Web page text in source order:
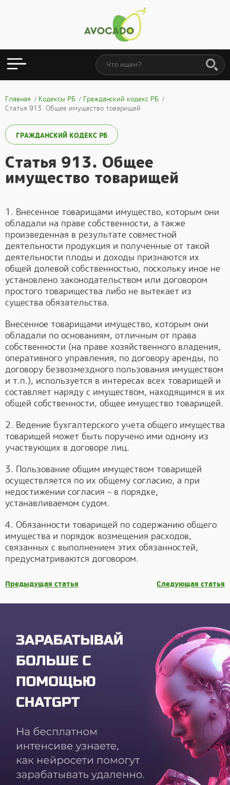
Главная Кодексы РБ
Гражданский кодекс РБ
Статья 913. Общее имущество товарищей
ГРАЖДАНСКИЙ КОДЕКС РБ
Статья 913. Общее
имущество товарищей
1. Внесенное товарищами имущество, которым они
обладали на праве собственности, а также
произведенная в результате совместной
деятельности продукция и полученные от такой
деятельности плоды и доходы признаются их
общей долевой собственностью, поскольку иное не
установлено законодательством или договором
простого товарищества либо не вытекает из
существа обязательства.
Внесенное товарищами имущество, которым они
обладали по основаниям, отличным от права
собственности (на праве хозяйственного владения,
оперативного управления, по договору аренды, по
договору безвозмездного пользования имуществом
и т.п.), используется в интересах всех товарищей и
составляет наряду с имуществом, находящимся в их
общей собственности, общее имущество товарищей.
2. Ведение бухгалтерского учета общего имущества
товарищей может быть поручено ими одному из
участвующих в договоре лиц.
3. Пользование общим имуществом товарищей
осуществляется по их общему согласию, а при
недостижении согласия – в порядке,
устанавливаемом судом.
4. Обязанности товарищей по содержанию общего
имущества и порядок возмещения расходов,
связанных с выполнением этих обязанностей,
предусматриваются договором.
Предыдущая статья Следующая статья